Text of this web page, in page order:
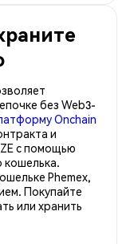
без Web3-
Onchain
и
с помощью
кошелька.
Phemex,
Покупайте
или хранить